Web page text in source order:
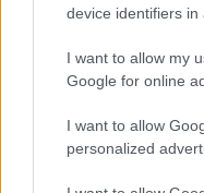
device identifiers in
I want to allow my
Google for online
I want to allow
personalized